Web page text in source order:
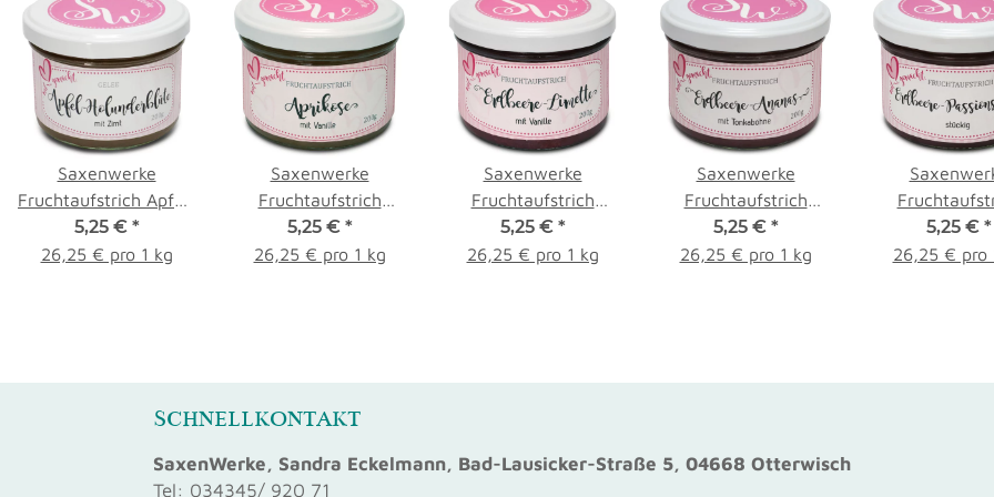
Saxenwerke
Fruchtaufstrich Apfel-
Holunderblüte 200g
5,25 € *
26,25 € pro 1 kg
Saxenwerke
Fruchtaufstrich
Aprikose mit Vanille
200g
5,25 € *
26,25 € pro 1 kg
Saxenwerke
Fruchtaufstrich
Erdbeere-Limette
200g
5,25 € *
26,25 € pro 1 kg
Saxenwerke
Fruchtaufstrich
Erdbeere-Ananas mit
Tonkabohne 200g
5,25 € *
26,25 € pro 1 kg
Erdbeere-
5,25 € *
26,25 € pro
SCHNELLKONTAKT
SaxenWerke, Sandra Eckelmann, Bad-Lausicker-Straße 5, 04668 Otterwisch
Tel: 034345/ 920 71